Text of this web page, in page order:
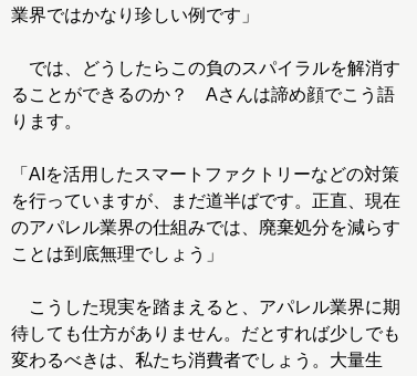
業界ではかなり珍しい例です」
では、どうしたらこの負のスパイラルを解消す
ることができるのか？ Aさんは諦め顔でこう語
ります。
「AIを活用したスマートファクトリーなどの対策
を行っていますが、まだ道半ばです。正直、現在
のアパレル業界の仕組みでは、廃棄処分を減らす
ことは到底無理でしょう」
こうした現実を踏まえると、アパレル業界に期
待しても仕方がありません。だとすれば少しでも
変わるべきは、私たち消費者でしょう。大量生